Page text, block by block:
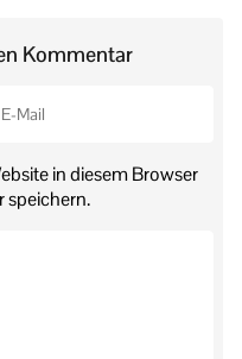
Kommentar
in diesem Browser
speichern.